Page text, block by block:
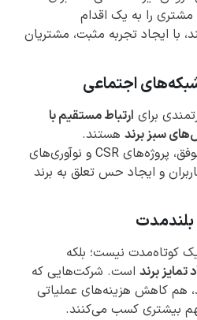
مشتری را به یک اقدام
ایجاد تجربه مثبت، مشتریان
برای ارتباط مستقیم با
سبز برند هستند.
اشتراک‌گذاری داستان‌های موفق، پروژه‌های CSR و نوآوری‌های
و ایجاد حس تعلق به برند
کوتاه‌مدت نیست؛ بلکه
تمایز برند است. شرکت‌هایی که
هم کاهش هزینه‌های عملیاتی
بیشتری کسب می‌کنند.